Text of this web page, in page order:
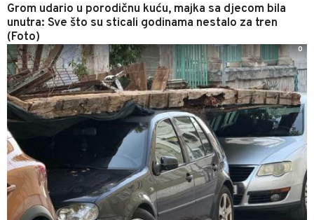
Grom udario u porodičnu kuću, majka sa djecom bila
unutra: Sve što su sticali godinama nestalo za tren
(Foto)
0